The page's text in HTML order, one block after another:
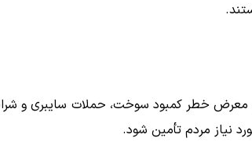
معرض خطر کمبود سوخت، حملات سایبری و
نیاز مردم تأمین شود.